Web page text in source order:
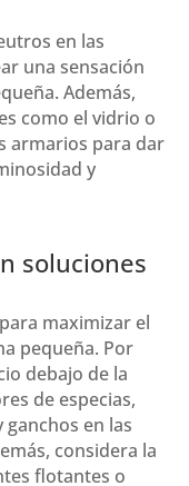
en las
una sensación
Además,
como el vidrio o
armarios para dar
y
soluciones
maximizar el
pequeña. Por
debajo de la
de especias,
en las
considera la
flotantes o